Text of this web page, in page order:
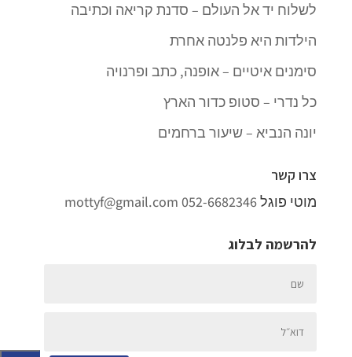
לשלוח יד אל העולם – סדנת קריאה וכתיבה
הילדות היא פלנטה אחרת
סימנים איטיים – אופנה, כתב ופרנויה
כל נדרי – סטופ כדור הארץ
יונה הנביא – שיעור ברחמים
צרו קשר
מוטי פוגל052-6682346
mottyf@gmail.com
להרשמה לבלוג